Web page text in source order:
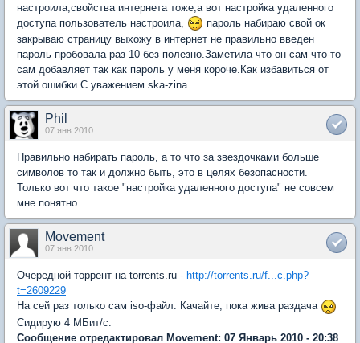
настроила,свойства интернета тоже,а вот настройка удаленного
доступа пользователь настроила,
пароль набираю свой ок
закрываю страницу выхожу в интернет не правильно введен
пароль пробовала раз 10 без полезно.Заметила что он сам что-то
сам добавляет так как пароль у меня короче.Как избавиться от
этой ошибки.С уважением ska-zina.
Phil
07 янв 2010
Правильно набирать пароль, а то что за звездочками больше
символов то так и должно быть, это в целях безопасности.
Только вот что такое "настройка удаленного доступа" не совсем
мне понятно
Movement
07 янв 2010
Очередной торрент на torrents.ru - http://torrents.ru/f...c.php?
t=2609229
На сей раз только сам iso-файл. Качайте, пока жива раздача
Сидирую 4 МБит/с.
Сообщение отредактировал Movement: 07 Январь 2010 - 20:38